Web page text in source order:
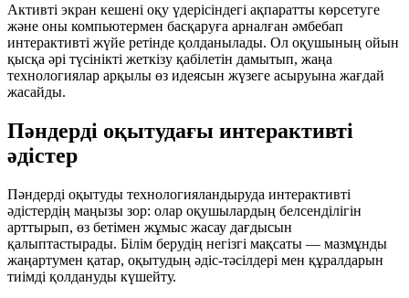
Активті экран кешені оқу үдерісіндегі ақпаратты көрсетуге
және оны компьютермен басқаруға арналған әмбебап
интерактивті жүйе ретінде қолданылады. Ол оқушының ойын
қысқа әрі түсінікті жеткізу қабілетін дамытып, жаңа
технологиялар арқылы өз идеясын жүзеге асыруына жағдай
жасайды.
Пәндерді оқытудағы интерактивті
әдістер
Пәндерді оқытуды технологияландыруда интерактивті
әдістердің маңызы зор: олар оқушылардың белсенділігін
арттырып, өз бетімен жұмыс жасау дағдысын
қалыптастырады. Білім берудің негізгі мақсаты — мазмұнды
жаңартумен қатар, оқытудың әдіс-тәсілдері мен құралдарын
тиімді қолдануды күшейту.